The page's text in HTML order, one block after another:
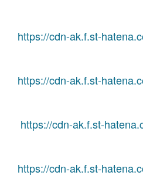
https://cdn-ak.f.st-
https://cdn-ak.f.st-
https://cdn-ak.f.st-
https://cdn-ak.f.st-